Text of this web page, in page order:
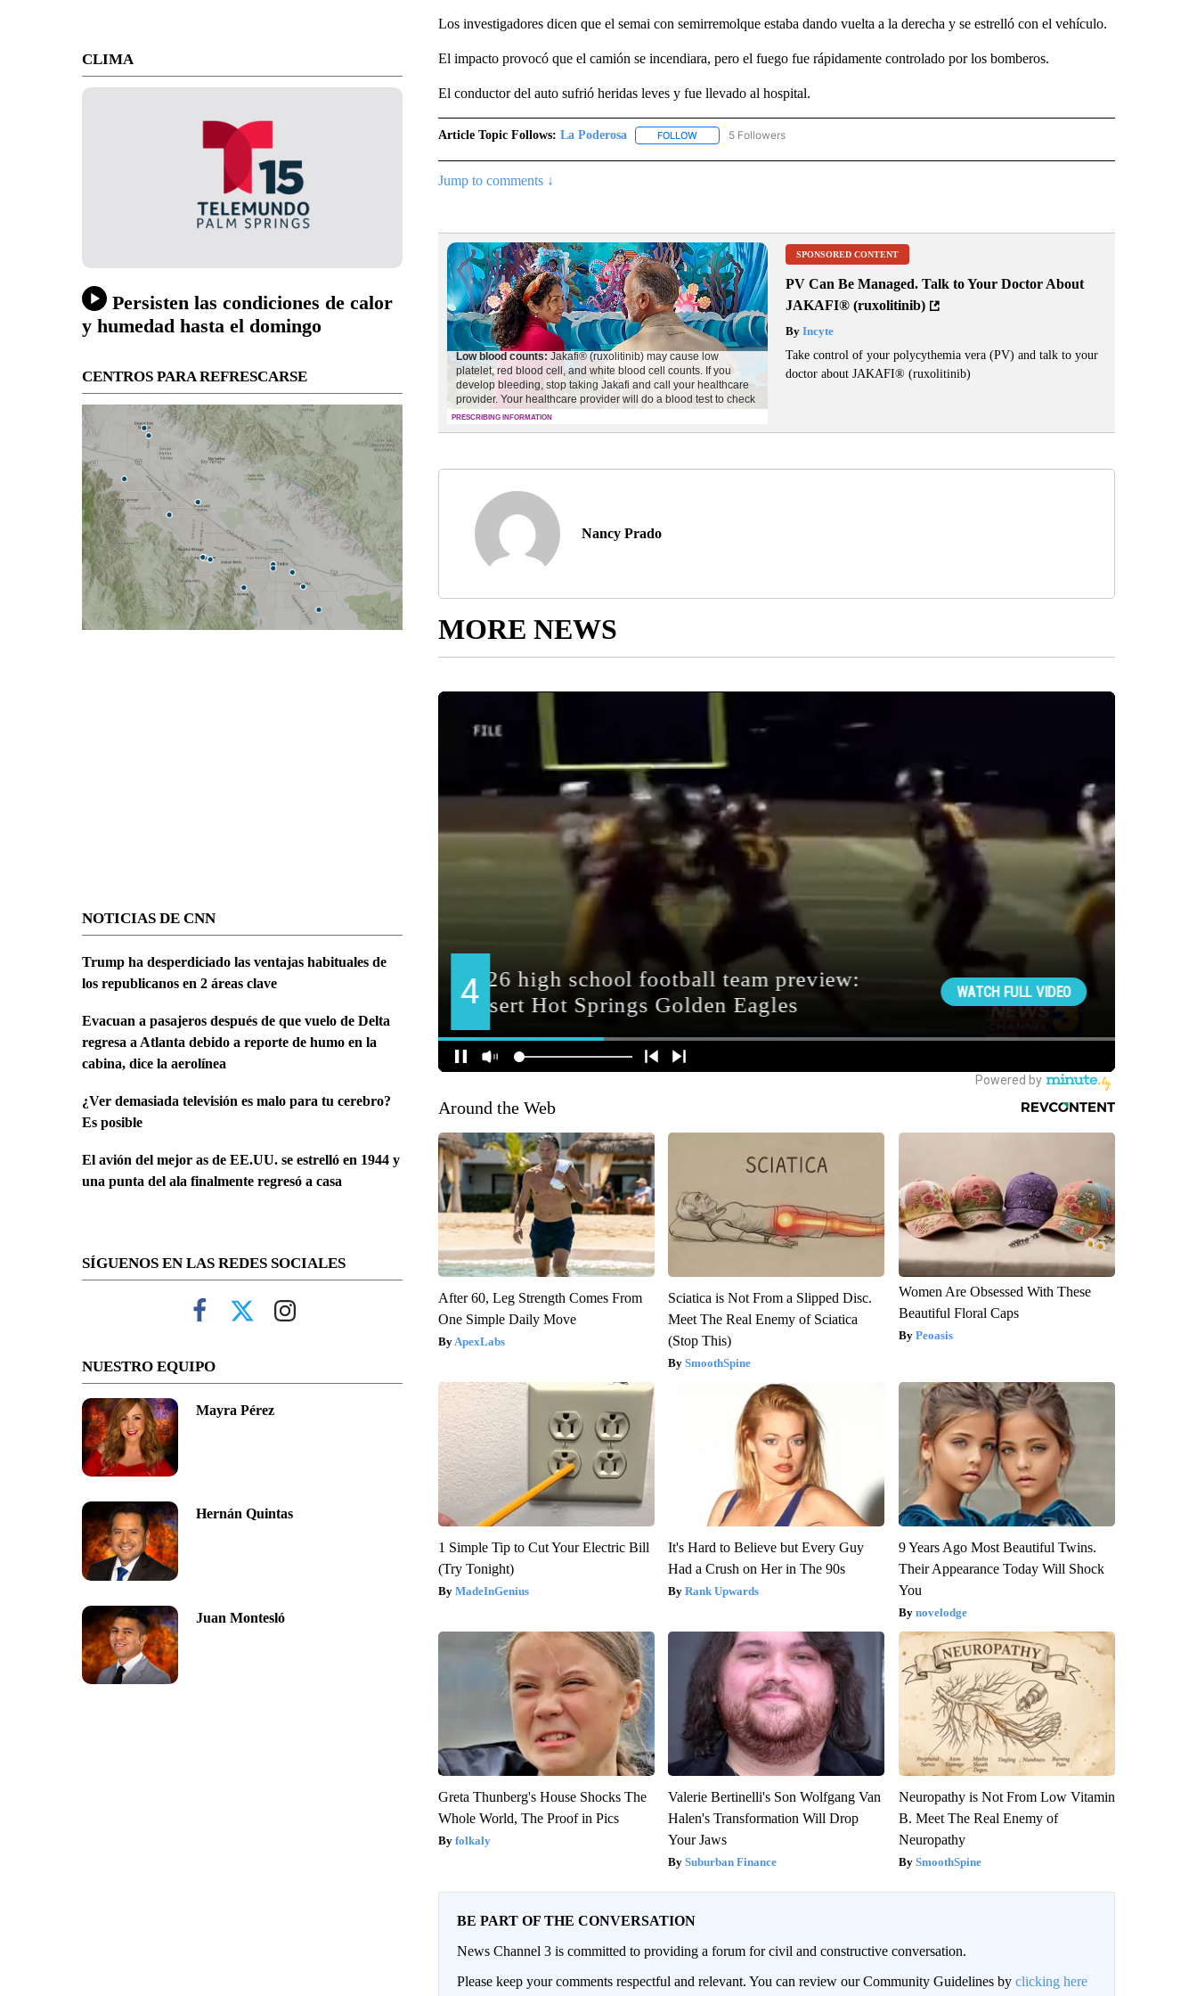
CLIMA
Persisten las condiciones de calor
y humedad hasta el domingo
CENTROS PARA REFRESCARSE
NOTICIAS DE CNN
Trump ha desperdiciado las ventajas habituales de
los republicanos en 2 áreas clave
Evacuan a pasajeros después de que vuelo de Delta
regresa a Atlanta debido a reporte de humo en la
cabina, dice la aerolínea
¿Ver demasiada televisión es malo para tu cerebro?
Es posible
El avión del mejor as de EE.UU. se estrelló en 1944 y
una punta del ala finalmente regresó a casa
SÍGUENOS EN LAS REDES SOCIALES
NUESTRO EQUIPO
Mayra Pérez
Hernán Quintas
Juan Montesló
Los investigadores dicen que el semai con semirremolque estaba dando vuelta a la derecha y se estrelló con el vehículo.
El impacto provocó que el camión se incendiara, pero el fuego fue rápidamente controlado por los bomberos.
El conductor del auto sufrió heridas leves y fue llevado al hospital.
Article Topic Follows: La Poderosa FOLLOWFOLLOW "LA PODEROSA" TO RECEIVE NOTIFICATIONS ABOUT NEW PAGES ON "LA PODEROSA".
5 Followers
Jump to comments ↓
SPONSORED CONTENT
PV Can Be Managed. Talk to Your Doctor About
JAKAFI® (ruxolitinib)
ByIncyte
Take control of your polycythemia vera (PV) and talk to your
doctor about JAKAFI® (ruxolitinib)
Nancy Prado
MORE NEWS
Around the Web
After 60, Leg Strength Comes From
One Simple Daily Move
ApexLabs
Sciatica is Not From a Slipped Disc.
Meet The Real Enemy of Sciatica
(Stop This)
SmoothSpine
Women Are Obsessed With These
Beautiful Floral Caps
Peoasis
1 Simple Tip to Cut Your Electric Bill
(Try Tonight)
MadeInGenius
It's Hard to Believe but Every Guy
Had a Crush on Her in The 90s
Rank Upwards
9 Years Ago Most Beautiful Twins.
Their Appearance Today Will Shock
You
novelodge
Greta Thunberg's House Shocks The
Whole World, The Proof in Pics
folkaly
Valerie Bertinelli's Son Wolfgang Van
Halen's Transformation Will Drop
Your Jaws
Suburban Finance
Neuropathy is Not From Low Vitamin
B. Meet The Real Enemy of
Neuropathy
SmoothSpine
BE PART OF THE CONVERSATION
News Channel 3 is committed to providing a forum for civil and constructive conversation.
Please keep your comments respectful and relevant. You can review our Community Guidelines by clicking here